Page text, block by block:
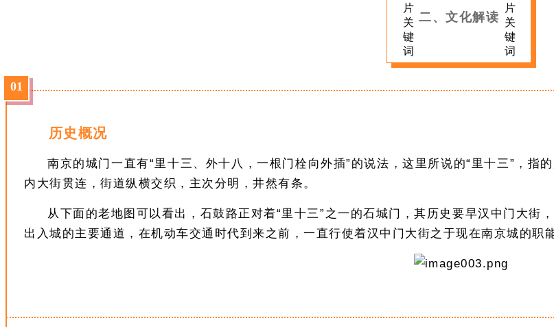
二、文化解读
01
历史概况
南京的城门一直有“里十三、外十八，一根门栓向外插”的说法，这里所说的“里十三”，指
内大街贯连，街道纵横交织，主次分明，井然有条。
从下面的老地图可以看出，石鼓路正对着“里十三”之一的石城门，其历史要早汉中门大街
出入城的主要通道，在机动车交通时代到来之前，一直行使着汉中门大街之于现在南京城的职